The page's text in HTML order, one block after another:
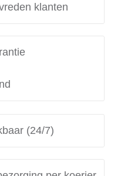
klanten
(24/7)